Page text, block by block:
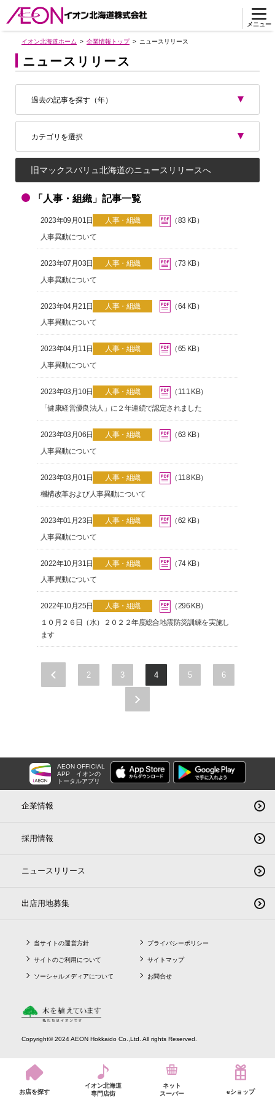
メニュー
イオン北海道ホーム 企業情報トップ ニュースリリース
ニュースリリース
過去の記事を探す（年）
カテゴリを選択
旧マックスバリュ北海道のニュースリリースへ
「人事・組織」記事一覧
2023年09月01日 人事・組織
（83 KB）
人事異動について
2023年07月03日 人事・組織
（73 KB）
人事異動について
2023年04月21日 人事・組織
（64 KB）
人事異動について
2023年04月11日 人事・組織
（65 KB）
人事異動について
2023年03月10日 人事・組織
（111 KB）
「健康経営優良法人」に２年連続で認定されました
2023年03月06日 人事・組織
（63 KB）
人事異動について
2023年03月01日 人事・組織
（118 KB）
機構改革および人事異動について
2023年01月23日 人事・組織
（62 KB）
人事異動について
2022年10月31日 人事・組織
（74 KB）
人事異動について
2022年10月25日 人事・組織
（296 KB）
１０月２６日（水）２０２２年度総合地震防災訓練を実施し
ます
2 3 4 5 6
AEON OFFICIAL
APP
イオンの
トータルアプリ
企業情報
採用情報
ニュースリリース
出店用地募集
当サイトの運営方針
サイトのご利用について
ソーシャルメディアについて
プライバシーポリシー
サイトマップ
お問合せ
Copyright© 2024 AEON Hokkaido Co.,Ltd. All rights Reserved.
お店を探す
イオン北海道
専門店街
ネット
スーパー
eショップ